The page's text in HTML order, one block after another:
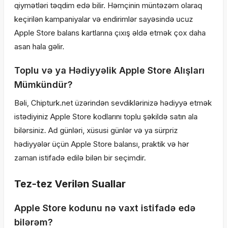
qiymətləri təqdim edə bilir. Həmçinin müntəzəm olaraq
keçirilən kampaniyalar və endirimlər sayəsində ucuz
Apple Store balans kartlarına çıxış əldə etmək çox daha
asan hala gəlir.
Toplu və ya Hədiyyəlik Apple Store Alışları
Mümkündür?
Bəli, Chipturk.net üzərindən sevdiklərinizə hədiyyə etmək
istədiyiniz Apple Store kodlarını toplu şəkildə satın ala
bilərsiniz. Ad günləri, xüsusi günlər və ya sürpriz
hədiyyələr üçün Apple Store balansı, praktik və hər
zaman istifadə edilə bilən bir seçimdir.
Tez-tez Verilən Suallar
Apple Store kodunu nə vaxt istifadə edə
bilərəm?